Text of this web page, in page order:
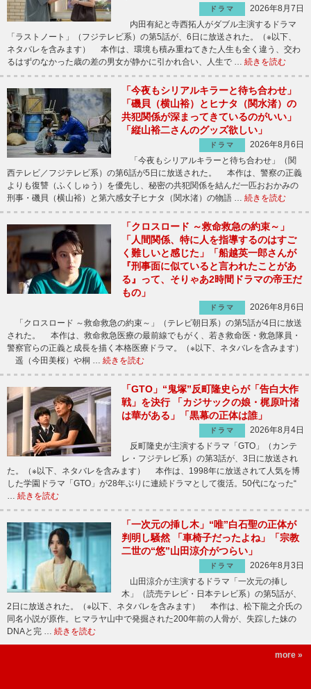
ドラマ
2026年8月7日
内田有紀と寺西拓人がダブル主演するドラマ
「ラストノート」（フジテレビ系）の第5話が、6日に放送された。（※以下、
ネタバレを含みます） 本作は、環境も積み重ねてきた人生も全く違う、交わ
るはずのなかった歳の差の男女が静かに引かれ合い、人生で … 続きを読む
「今夜もシリアルキラーと待ち合わせ」
「磯貝（横山裕）とヒナタ（関水渚）の
共犯関係が深まってきているのがいい」
「縦山裕二さんのグッズ欲しい」
ドラマ
2026年8月6日
「今夜もシリアルキラーと待ち合わせ」（関
西テレビ／フジテレビ系）の第6話が5日に放送された。 本作は、警察の正義
よりも復讐（ふくしゅう）を優先し、秘密の共犯関係を結んだ一匹おおかみの
刑事・磯貝（横山裕）と第六感女子ヒナタ（関水渚）の物語 … 続きを読む
「クロスロード ～救命救急の約束～」
「人間関係、特に人を指導するのはすご
く難しいと感じた」「船越英一郎さんが
『刑事面に似ていると言われたことがあ
る』って、そりゃあ2時間ドラマの帝王だ
もの」
ドラマ
2026年8月6日
「クロスロード ～救命救急の約束～」（テレビ朝日系）の第5話が4日に放送
された。 本作は、救命救急医療の最前線でもがく、若き救命医・救急隊員・
警察官らの正義と成長を描く本格医療ドラマ。（※以下、ネタバレを含みます）
遥（今田美桜）や桐 … 続きを読む
「GTO」“鬼塚”反町隆史らが「告白大作
戦」を決行 「カジサックの娘・梶原叶渚
は華がある」「黒幕の正体は誰」
ドラマ
2026年8月4日
反町隆史が主演するドラマ「GTO」（カンテ
レ・フジテレビ系）の第3話が、3日に放送され
た。（※以下、ネタバレを含みます） 本作は、1998年に放送されて人気を博
した学園ドラマ「GTO」が28年ぶりに連続ドラマとして復活。50代になった“
続きを読む
「一次元の挿し木」“唯”白石聖の正体が
判明し騒然 「車椅子だったよね」「宗教
二世の“悠”山田涼介がつらい」
ドラマ
2026年8月3日
山田涼介が主演するドラマ「一次元の挿し
木」（読売テレビ・日本テレビ系）の第5話が、
2日に放送された。（※以下、ネタバレを含みます） 本作は、松下龍之介氏の
同名小説が原作。ヒマラヤ山中で発掘された200年前の人骨が、失踪した妹の
DNAと完 … 続きを読む
more »